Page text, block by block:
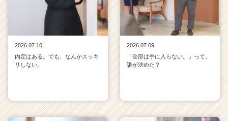
2026.07.10
内定はある。でも、なんかスッキ
リしない。
2026.07.09
「全部は手に入らない。」って、
誰が決めた？